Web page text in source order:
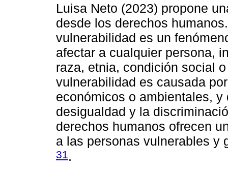
Luisa Neto (2023) propone
desde los derechos
vulnerabilidad es un
afectar a cualquier persona,
raza, etnia, condición social
vulnerabilidad es causada
económicos o ambientales,
desigualdad y la
derechos humanos ofrecen
a las personas vulnerables y
31.